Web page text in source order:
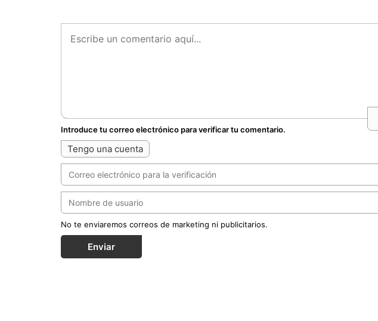
Introduce tu correo electrónico para verificar tu comentario.
Tengo una cuenta
No te enviaremos correos de marketing ni publicitarios.
Enviar